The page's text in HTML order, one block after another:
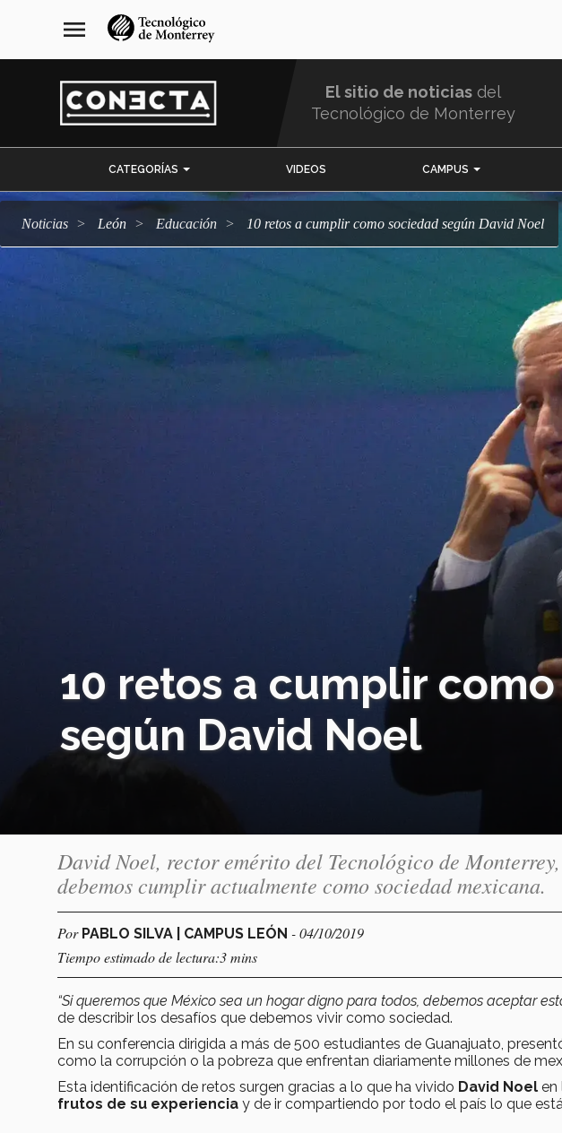
navegación
principal
menu
El sitio de noticias del
Tecnológico de Monterrey
CATEGORÍAS VIDEOS CAMPUS
Noticias León Educación 10 retos a cumplir como sociedad según David Noel
10 retos a cumplir
según David Noel
David Noel, rector emérito del Tecnológico de
debemos cumplir actualmente como sociedad mexicana.
Por PABLO SILVA | CAMPUS LEÓN - 04/10/2019
Tiempo estimado de lectura:3 mins
“Si queremos que Méxicosea un hogar digno para todos, debemos aceptar
de describir los desafíos que debemos vivir como sociedad.
En su conferencia dirigida a más de 500 estudiantes de Guanajuato,
como la corrupción o la pobreza que enfrentan diariamente millones de
Esta identificación de retos surgen gracias a lo que ha vivido David Noel en
frutos de su experiencia y de ir compartiendo por todo el país lo que